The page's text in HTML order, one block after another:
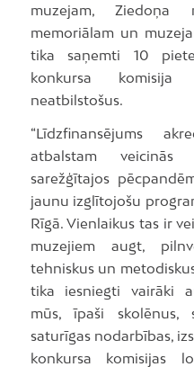
muzejam, Ziedoņa
memoriālam un
tika saņemti 10
konkursa
neatbilstošus.
“Līdzfinansējums
atbalstam
sarežģītajos
jaunu izglītojošu
Rīgā. Vienlaikus tas ir
muzejiem augt,
tehniskus un
tika iesniegti vairāki
mūs, īpaši skolēnus,
saturīgas nodarbības,
konkursa komisijas